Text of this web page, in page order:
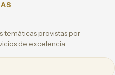
temáticas provistas por
de excelencia.